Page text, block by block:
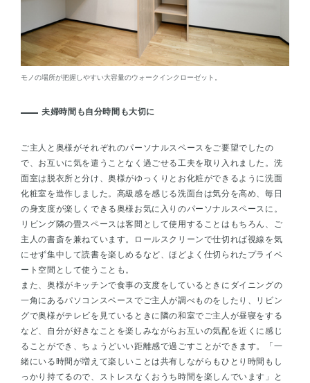
モノの場所が把握しやすい大容量のウォークインクローゼット。
夫婦時間も自分時間も大切に
ご主人と奥様がそれぞれのパーソナルスペースをご要望でしたの
で、お互いに気を遣うことなく過ごせる工夫を取り入れました。洗
面室は脱衣所と分け、奥様がゆっくりとお化粧ができるように洗面
化粧室を造作しました。高級感を感じる洗面台は気分を高め、毎日
の身支度が楽しくできる奥様お気に入りのパーソナルスペースに。
リビング隣の畳スペースは客間として使用することはもちろん、ご
主人の書斎を兼ねています。ロールスクリーンで仕切れば視線を気
にせず集中して読書を楽しめるなど、ほどよく仕切られたプライベ
ート空間として使うことも。
また、奥様がキッチンで食事の支度をしているときにダイニングの
一角にあるパソコンスペースでご主人が調べものをしたり、リビン
グで奥様がテレビを見ているときに隣の和室でご主人が昼寝をする
など、自分が好きなことを楽しみながらお互いの気配を近くに感じ
ることができ、ちょうどいい距離感で過ごすことができます。「一
緒にいる時間が増えて楽しいことは共有しながらもひとり時間もし
っかり持てるので、ストレスなくおうち時間を楽しんでいます」と